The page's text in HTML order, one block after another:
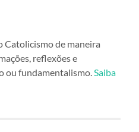
Catolicismo de maneira
reflexões e
ou fundamentalismo.Saiba